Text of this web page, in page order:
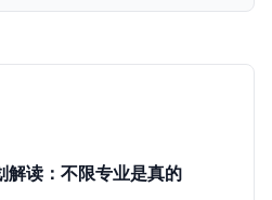
读：不限专业是真的